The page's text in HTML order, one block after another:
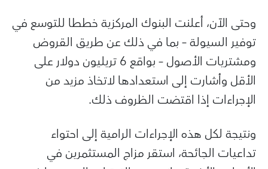
وحتى الآن، أعلنت البنوك المركزية خططا للتوسع في
توفير السيولة – بما في ذلك عن طريق القروض
ومشتريات الأصول – بواقع 6 تريليون دولار على
الأقل وأشارت إلى استعدادها لاتخاذ مزيد من
الإجراءات إذا اقتضت الظروف ذلك.
ونتيجة لكل هذه الإجراءات الرامية إلى احتواء
تداعيات الجائحة، استقر مزاج المستثمرين في